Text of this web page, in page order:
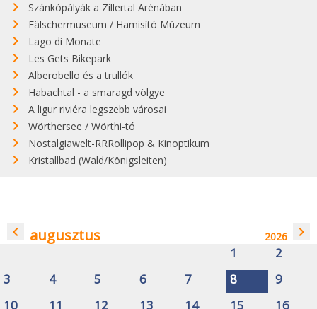
Szánkópályák a Zillertal Arénában
Fälschermuseum / Hamisító Múzeum
Lago di Monate
Les Gets Bikepark
Alberobello és a trullók
Habachtal - a smaragd völgye
A ligur riviéra legszebb városai
Wörthersee / Wörthi-tó
Nostalgiawelt-RRRollipop & Kinoptikum
Kristallbad (Wald/Königsleiten)
navigate_before augusztus 2026 navigate_next
1
2
3
4 5 6 7 8
9
10
11 12 13 14 15
16